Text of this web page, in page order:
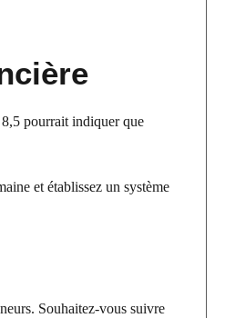
pourrait indiquer que
et établissez un système
Souhaitez-vous suivre